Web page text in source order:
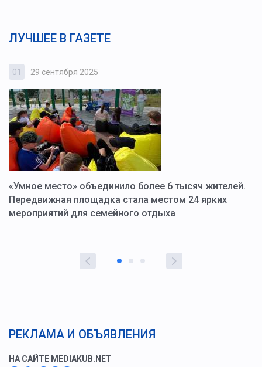
ЛУЧШЕЕ В ГАЗЕТЕ
01 29 сентября 2025
«Умное место» объединило более 6 тысяч жителей.
Передвижная площадка стала местом 24 ярких
мероприятий для семейного отдыха
РЕКЛАМА И ОБЪЯВЛЕНИЯ
НА САЙТЕ MEDIAKUB.NET